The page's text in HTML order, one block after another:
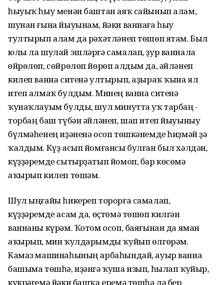
һыуыҡ һыу менән баштан аяҡ сайынып алам,
шунан ғына йыуынам, йәки ваннаға һыу
тултырып алам да рәхәтләнеп төшөп ятам. Был
юлы ла шулай эшләргә самалап, ҙур ваннала
өйрөлөп, сөйрөлөп йөрөп алдым да, әйләнеп
килеп ванна ситенә ултырып, аҙыраҡ ҡына ял
итеп алмаҡ булдым. Минең ванна ситенә
ҡунаҡлауым булды, шул минутта уҡ тарбаң -
торбаң баш түбән әйләнеп, шап итеп йыуыныу
бүлмәһенең иҙәненә осоп төшкәнемде һиҙмәй ҙә
ҡалдым. Күҙ асып йомғансы булған был хәлдән,
күҙҙәремде сытырҙатып йомоп, бар көсөмә
аҡырып килеп төшәм.
Шул ыңғайы һикереп торорға самалап,
күҙҙәремде асам да, өҫтөмә төшөп килгән
ваннаны күрәм. Ҡотом осоп, баяғынан да яман
аҡырып, мин ҡулдарымды ҡуйып өлгөрәм.
Камаз машинаһының арбаһындай, ауыр ванна
башыма төшһә, иҙәнгә ҡуша изып, һылап ҡуйыр,
күкрәгемә йәки башҡа еремә төшһә лә бер